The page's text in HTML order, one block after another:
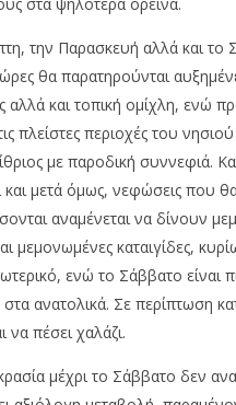
την Παρασκευή αλλά και το
θα παρατηρούνται
αλλά και τοπική ομίχλη, ενώ
πλείστες περιοχές του
με παροδική συννεφιά.
και μετά όμως, νεφώσεις που
αναμένεται να δίνουν
μεμονωμένες καταιγίδες,
ενώ το Σάββατο είναι
στα ανατολικά. Σε περίπτωση
να πέσει χαλάζι.
μέχρι το Σάββατο δεν